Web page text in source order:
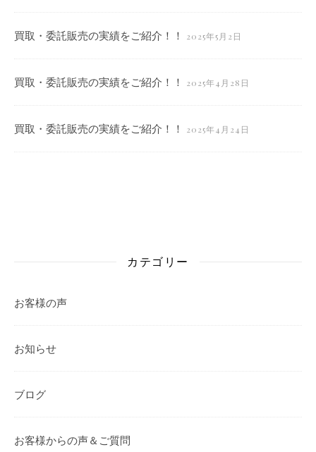
買取・委託販売の実績をご紹介！！ 2025年5月2日
買取・委託販売の実績をご紹介！！ 2025年4月28日
買取・委託販売の実績をご紹介！！ 2025年4月24日
カテゴリー
お客様の声
お知らせ
ブログ
お客様からの声＆ご質問